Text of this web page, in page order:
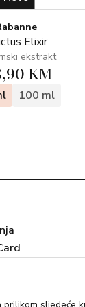
Elixir
ekstrakt
KM
100 ml